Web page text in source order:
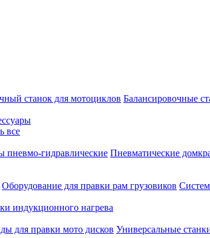
станок для мотоциклов Балансировочные
все
пневмо-гидравлические Пневматические
Оборудование для правки рам грузовиков
индукционного нагрева
для правки мото дисков Универсальные